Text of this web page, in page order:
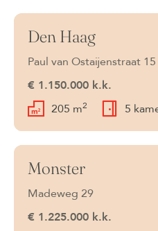
Beschikbaar
Den Haag
Paul van Ostaijenstraat 15
€ 1.150.000 k.k.
205 m2 5
Beschikbaar
Monster
Madeweg 29
€ 1.225.000 k.k.